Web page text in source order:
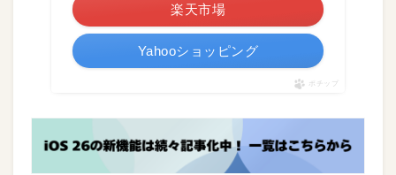
楽天市場
Yahooショッピング
ポチップ